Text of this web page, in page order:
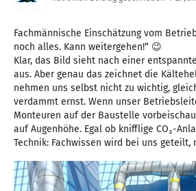
Fachmännische Einschätzung vom
noch alles. Kann weitergehen!“ 😉
Klar, das Bild sieht nach einer
aus. Aber genau das zeichnet die
nehmen uns selbst nicht zu wichtig,
verdammt ernst. Wenn unser
Monteuren auf der Baustelle
auf Augenhöhe. Egal ob knifflige CO₂-
Technik: Fachwissen wird bei uns geteilt,